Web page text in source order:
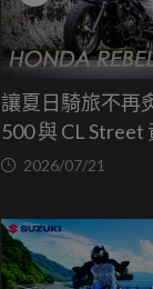
讓夏日騎旅不再
500 與 CL Street
點 2026/07/21